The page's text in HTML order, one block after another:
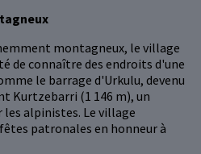
montagneux, le village
de connaître des endroits d'une
le barrage d'Urkulu, devenu
Kurtzebarri (1 146 m), un
alpinistes. Le village
patronales en honneur à